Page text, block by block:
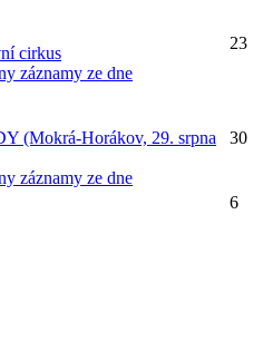
cirkus
záznamy ze dne
23
(Mokrá-Horákov, 29. srpna
záznamy ze dne
30
6